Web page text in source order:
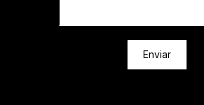
Enviar